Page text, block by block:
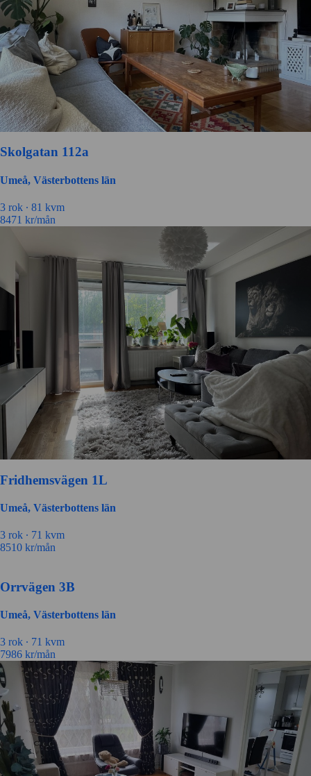
Skolgatan 112a
Umeå, Västerbottens län
3 rok ∙ 81 kvm
8471 kr/mån
Fridhemsvägen 1L
Umeå, Västerbottens län
3 rok ∙ 71 kvm
8510 kr/mån
Orrvägen 3B
Umeå, Västerbottens län
3 rok ∙ 71 kvm
7986 kr/mån